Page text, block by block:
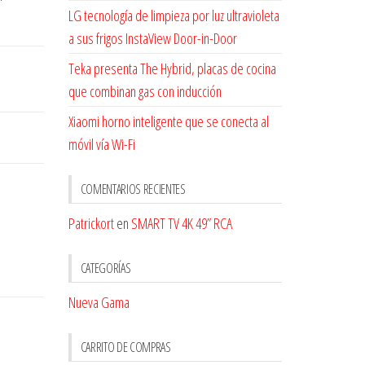
LG tecnología de limpieza por luz ultravioleta
a sus frigos InstaView Door-in-Door
Teka presenta The Hybrid, placas de cocina
que combinan gas con inducción
Xiaomi horno inteligente que se conecta al
móvil vía Wi-Fi
COMENTARIOS RECIENTES
Patrickorten SMART TV 4K 49” RCA
CATEGORÍAS
Nueva Gama
CARRITO DE COMPRAS